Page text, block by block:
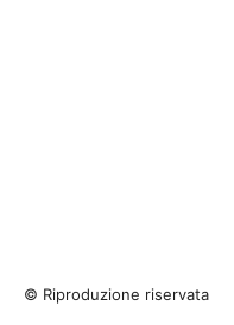
© Riproduzione riservata